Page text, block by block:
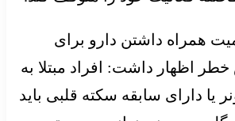
همراه داشتن دارو برای
اظهار داشت: افراد مبتلا به
یا دارای سابقه سکته قلبی باید